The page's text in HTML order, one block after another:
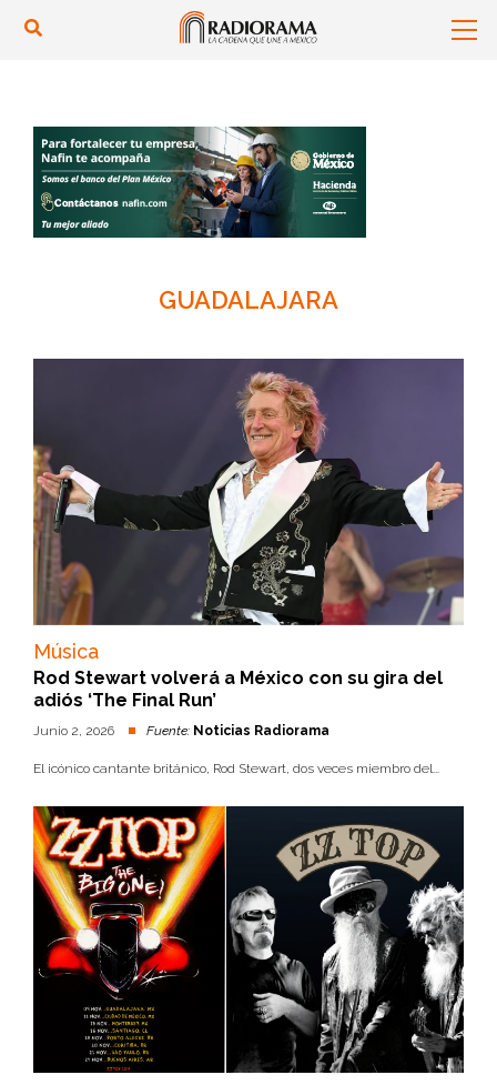
GUADALAJARA
Música
Rod Stewart volverá a México con su gira del
adiós ‘The Final Run’
Junio 2, 2026 Fuente: Noticias Radiorama
El icónico cantante británico, Rod Stewart, dos veces miembro del...